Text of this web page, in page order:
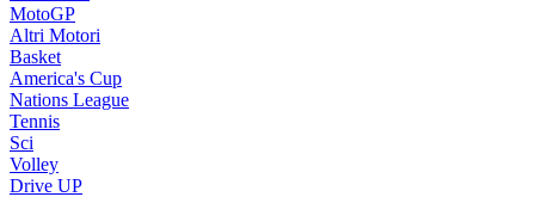
MotoGP
Altri Motori
Basket
America's Cup
Nations League
Tennis
Sci
Volley
Drive UP